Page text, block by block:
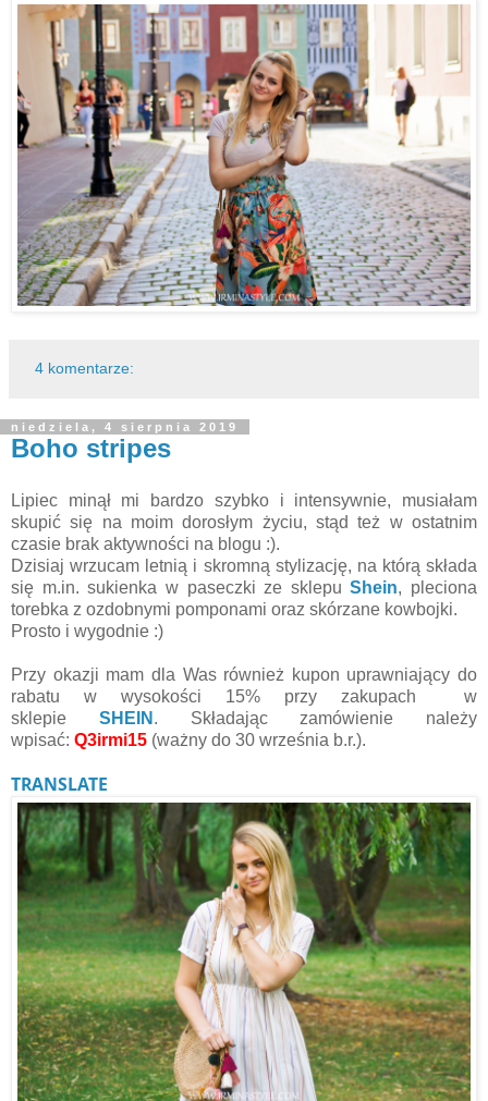
4 komentarze:
niedziela, 4 sierpnia 2019
Boho stripes
Lipiec minął mi bardzo szybko i intensywnie, musiałam
skupić się na moim dorosłym życiu, stąd też w ostatnim
czasie brak aktywności na blogu :).
Dzisiaj wrzucam letnią i skromną stylizację, na którą składa
się m.in. sukienka w paseczki ze sklepuShein, pleciona
torebka z ozdobnymi pomponami oraz skórzane kowbojki.
Prosto i wygodnie :)
Przy okazji mam dla Was również kupon uprawniający do
rabatu w wysokości 15% przy zakupach w
sklepie SHEIN . Składając zamówienie należy
wpisać: Q3irmi15 (ważny do 30 września b.r.).
TRANSLATE